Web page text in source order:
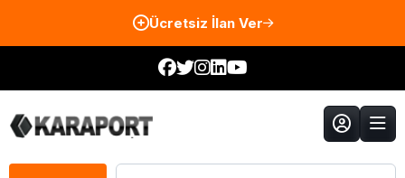
Ücretsiz İlan Ver